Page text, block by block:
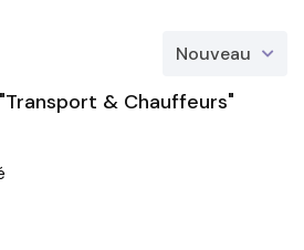
Nouveau
& Chauffeurs"